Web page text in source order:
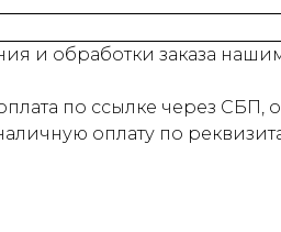
и обработки заказа
по ссылке через СБП,
оплату по